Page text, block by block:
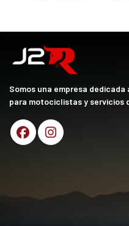
Somos una empresa
para motociclistas y servicios